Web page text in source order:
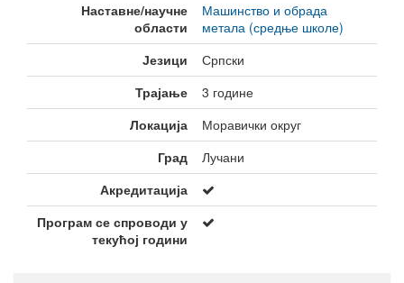
Наставне/научне
области
Машинство и обрада
метала (средње школе)
Језици
Српски
Трајање
3 године
Локација
Моравички округ
Град
Лучани
Акредитација
Програм се спроводи у
текућој години